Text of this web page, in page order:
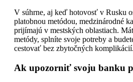
V súhrne, aj keď hotovosť v Rusku
platobnou metódou, medzinárodné
prijímajú v mestských oblastiach.
metódy, splníte svoje potreby a
cestovať bez zbytočných komplikácií.
Ak upozorniť svoju banku